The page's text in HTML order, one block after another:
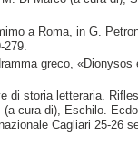
a Roma, in G.
greco, «Dionysos
di storia letteraria.
cura di), Eschilo.
Cagliari 25-26